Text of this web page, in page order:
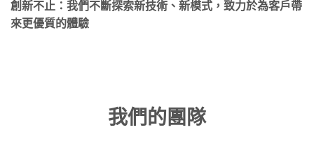
創新不止 ：我們不斷探索新技術、新模式，致力於為客戶帶
來更優質的體驗
我們的團隊